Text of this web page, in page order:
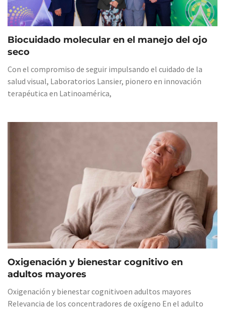
Biocuidado molecular en el manejo del ojo
seco
Con el compromiso de seguir impulsando el cuidado de la
salud visual, Laboratorios Lansier, pionero en innovación
terapéutica en Latinoamérica,
Oxigenación y bienestar cognitivo en
adultos mayores
Oxigenación y bienestar cognitivoen adultos mayores
Relevancia de los concentradores de oxígeno En el adulto